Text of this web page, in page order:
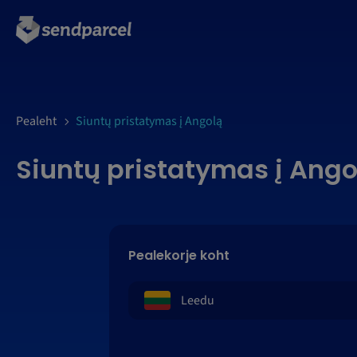
Pealeht Siuntų pristatymas į Angolą
Siuntų pristatymas į
Pealekorje koht